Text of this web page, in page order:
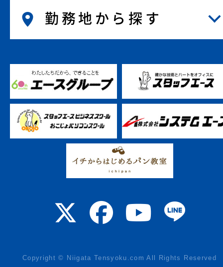
勤務地から探す
Copyright © Niigata Tensyoku.com All Rights Reserved